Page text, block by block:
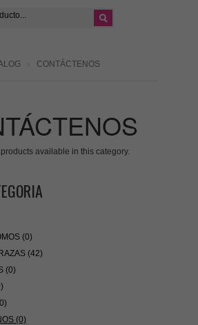
CONTÁCTENOS
available in this category.
(0)
(42)
(0)
(0)